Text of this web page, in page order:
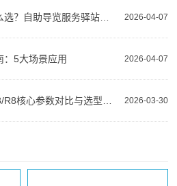
2026-04-07
景区博物馆共享讲解器怎么选？自助导览服务驿站部署全攻略（2026版）
2026-04-07
：5大场景应用
2026-03-30
无线讲解器哪款好？E8/K8/R8核心参数对比与选型指南